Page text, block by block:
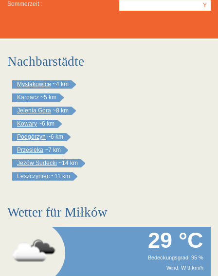
Sommerzeit : Y
Nachbarstädte
Mysłakowice ~4 km
Karpacz ~5 km
Jelenia Góra ~8 km
Kowary ~6 km
Podgórzyn ~6 km
Przesieka ~7 km
Jeżów Sudecki ~14 km
Leszczyniec ~11 km
Wetter für Miłków
29 °C
Bedeckungsgrad: 95 %
Wind: W 9 km/h